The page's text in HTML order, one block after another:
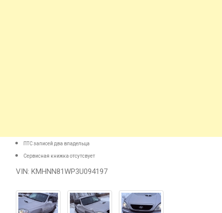
ПТС записей два владельца
Сервисная книжка отсутсвует
VIN: KMHNN81WP3U094197